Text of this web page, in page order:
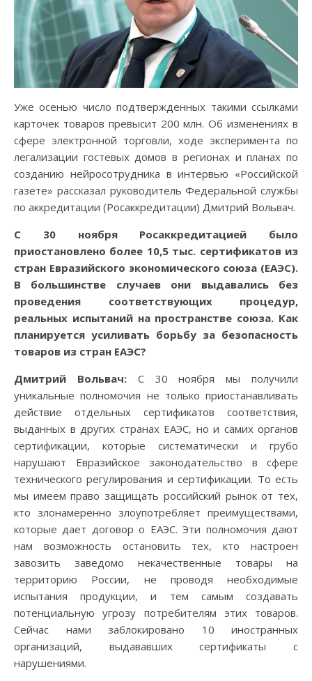
Уже осенью число подтвержденных такими ссылками
карточек товаров превысит 200 млн. Об изменениях в
сфере электронной торговли, ходе эксперимента по
легализации гостевых домов в регионах и планах по
созданию нейросотрудника в интервью «Российской
газете» рассказал руководитель Федеральной службы
по аккредитации (Росаккредитации) Дмитрий Вольвач.
С 30 ноября Росаккредитацией было
приостановлено более 10,5 тыс. сертификатов из
стран Евразийского экономического союза (ЕАЭС).
В большинстве случаев они выдавались без
проведения соответствующих процедур,
реальных испытаний на пространстве союза. Как
планируется усиливать борьбу за безопасность
товаров из стран ЕАЭС?
Дмитрий Вольвач: С 30 ноября мы получили
уникальные полномочия не только приостанавливать
действие отдельных сертификатов соответствия,
выданных в других странах ЕАЭС, но и самих органов
сертификации, которые систематически и грубо
нарушают Евразийское законодательство в сфере
технического регулирования и сертификации. То есть
мы имеем право защищать российский рынок от тех,
кто злонамеренно злоупотребляет преимуществами,
которые дает договор о ЕАЭС. Эти полномочия дают
нам возможность остановить тех, кто настроен
завозить заведомо некачественные товары на
территорию России, не проводя необходимые
испытания продукции, и тем самым создавать
потенциальную угрозу потребителям этих товаров.
Сейчас нами заблокировано 10 иностранных
организаций, выдававших сертификаты с
нарушениями.